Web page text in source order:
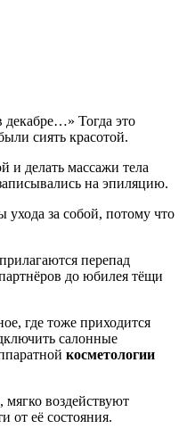
декабре…» Тогда это
сиять красотой.
и делать массажи тела
на эпиляцию.
за собой, потому что
перепад
до юбилея тёщи
где тоже приходится
салонные
косметологии
воздействуют
от её состояния.